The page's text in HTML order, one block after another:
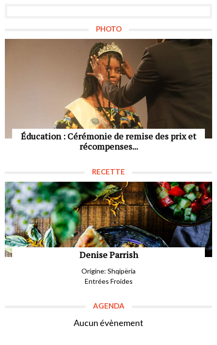
PHOTO
Éducation : Cérémonie de remise des prix et
récompenses...
RECETTE
Denise Parrish
Origine: Shqipëria
Entrées Froides
AGENDA
Aucun évènement